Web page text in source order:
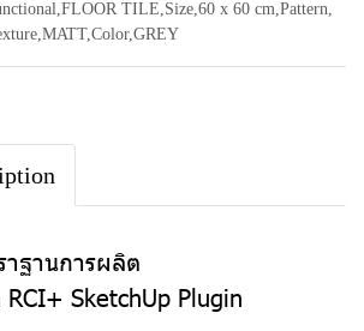
,FLOOR TILE,Size,60 x 60 cm,Pattern,
,MATT,Color,GREY
าฐานการผลิต
SketchUp Plugin